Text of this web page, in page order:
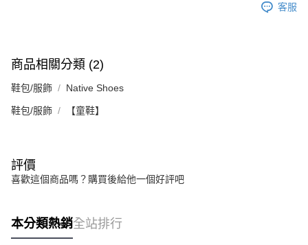
客服
商品相關分類 (2)
鞋包/服飾 Native Shoes
鞋包/服飾 【童鞋】
評價
喜歡這個商品嗎？購買後給他一個好評吧
本分類熱銷全站排行